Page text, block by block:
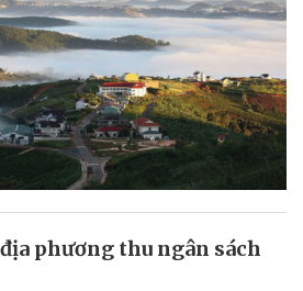
phương thu ngân sách